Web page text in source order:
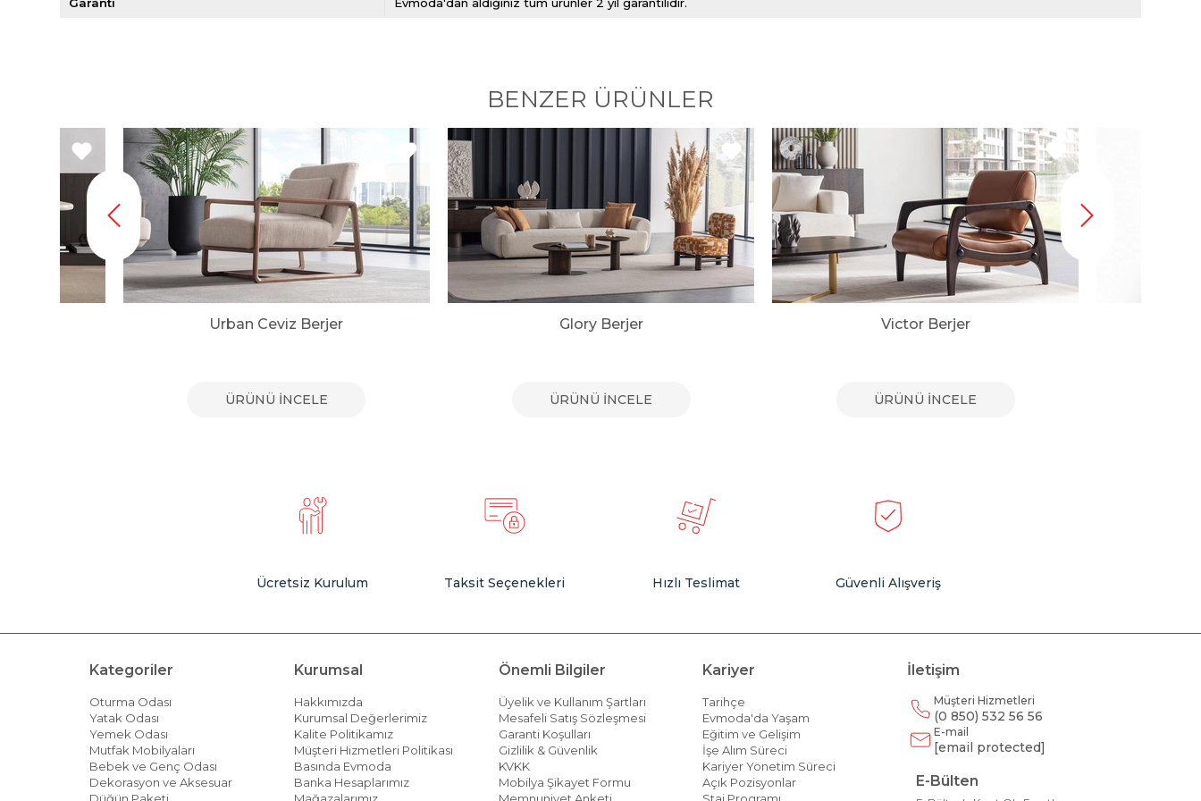
BENZER ÜRÜNLER
Urban Ceviz Berjer
ÜRÜNÜ İNCELE
Glory Berjer
ÜRÜNÜ İNCELE
Victor Berjer
ÜRÜNÜ İNCELE
Ücretsiz Kurulum Taksit Seçenekleri Hızlı Teslimat Güvenli Alışveriş
Kategoriler
Oturma Odası
Yatak Odası
Yemek Odası
Mutfak Mobilyaları
Bebek ve Genç Odası
Dekorasyon ve Aksesuar
Düğün Paketi
Kurumsal
Hakkımızda
Kurumsal Değerlerimiz
Kalite Politikamız
Müşteri Hizmetleri Politikası
Basında Evmoda
Banka Hesaplarımız
Mağazalarımız
Önemli Bilgiler
Üyelik ve Kullanım Şartları
Mesafeli Satış Sözleşmesi
Garanti Koşulları
Gizlilik & Güvenlik
KVKK
Mobilya Şikayet Formu
Memnuniyet Anketi
Kariyer
Tarihçe
Evmoda'da Yaşam
Eğitim ve Gelişim
İşe Alım Süreci
Kariyer Yönetim Süreci
Açık Pozisyonlar
Staj Programı
İletişim
Müşteri Hizmetleri
(0 850) 532 56 56
E-mail
[email protected]
E-Bülten